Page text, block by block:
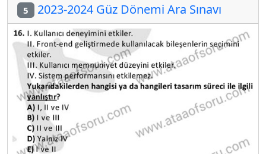
5 2023-2024 Güz Dönemi Ara Sınavı